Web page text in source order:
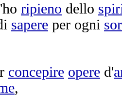
ripieno dello
sapere per ogni
concepire opere d'
,